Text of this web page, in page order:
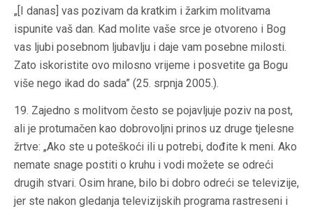
„[I danas] vas pozivam da kratkim i žarkim molitvama
ispunite vaš dan. Kad molite vaše srce je otvoreno i Bog
vas ljubi posebnom ljubavlju i daje vam posebne milosti.
Zato iskoristite ovo milosno vrijeme i posvetite ga Bogu
više nego ikad do sada” (25. srpnja 2005.).
19. Zajedno s molitvom često se pojavljuje poziv na post,
ali je protumačen kao dobrovoljni prinos uz druge tjelesne
žrtve: „Ako ste u poteškoći ili u potrebi, dođite k meni. Ako
nemate snage postiti o kruhu i vodi možete se odreći
drugih stvari. Osim hrane, bilo bi dobro odreći se televizije,
jer ste nakon gledanja televizijskih programa rastreseni i